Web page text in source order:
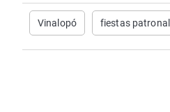
Vinalopó fiestas